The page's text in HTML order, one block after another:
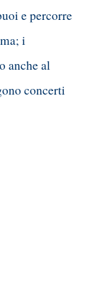
e percorre
i
anche al
concerti